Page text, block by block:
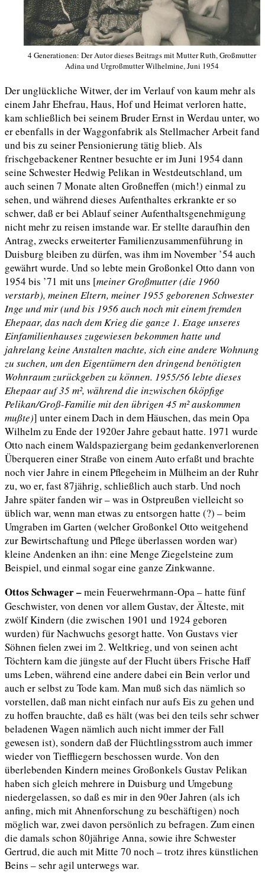
4 Generationen: Der Autor dieses Beitrags mit Mutter Ruth, Großmutter
Adina und Urgroßmutter Wilhelmine, Juni 1954
Der unglückliche Witwer, der im Verlauf von kaum mehr als
einem Jahr Ehefrau, Haus, Hof und Heimat verloren hatte,
kam schließlich bei seinem Bruder Ernst in Werdau unter, wo
er ebenfalls in der Waggonfabrik als Stellmacher Arbeit fand
und bis zu seiner Pensionierung tätig blieb. Als
frischgebackener Rentner besuchte er im Juni 1954 dann
seine Schwester Hedwig Pelikan in Westdeutschland, um
auch seinen 7 Monate alten Großneffen (mich!) einmal zu
sehen, und während dieses Aufenthaltes erkrankte er so
schwer, daß er bei Ablauf seiner Aufenthaltsgenehmigung
nicht mehr zu reisen imstande war. Er stellte daraufhin den
Antrag, zwecks erweiterter Familienzusammenführung in
Duisburg bleiben zu dürfen, was ihm im November ’54 auch
gewährt wurde. Und so lebte mein Großonkel Otto dann von
1954 bis ’71 mit uns [meiner Großmutter (die 1960
verstarb), meinen Eltern, meiner 1955 geborenen Schwester
Inge und mir (und bis 1956 auch noch mit einem fremden
Ehepaar, das nach dem Krieg die ganze 1. Etage unseres
Einfamilienhauses zugewiesen bekommen hatte und
jahrelang keine Anstalten machte, sich eine andere Wohnung
zu suchen, um den Eigentümern den dringend benötigten
Wohnraum zurückgeben zu können. 1955/56 lebte dieses
Ehepaarauf 35 m², während die inzwischen 6köpfige
Pelikan/Groß-Familie mit den übrigen 45 m² auskommen
mußte)] unter einem Dach in dem Häuschen, das mein Opa
Wilhelm zu Ende der 1920er Jahre gebaut hatte. 1971 wurde
Otto nach einem Waldspaziergang beim gedankenverlorenen
Überqueren einer Straße von einem Auto erfaßt und brachte
noch vier Jahre in einem Pflegeheim in Mülheim an der Ruhr
zu, wo er, fast 87jährig,schließlich auch starb. Und noch
Jahre später fanden wir – was in Ostpreußen vielleicht so
üblich war, wenn man etwas zu entsorgen hatte (?) – beim
Umgraben im Garten (welcher Großonkel Otto weitgehend
zur Bewirtschaftung und Pflege überlassen worden war)
kleine Andenken an ihn: eine Menge Ziegelsteine zum
Beispiel, und einmal sogar eine ganze Zinkwanne.
Ottos Schwager –mein Feuerwehrmann-Opa – hatte fünf
Geschwister, von denen vor allem Gustav, der Älteste, mit
zwölf Kindern (die zwischen 1901 und 1924 geboren
wurden) für Nachwuchs gesorgt hatte. Von Gustavs vier
Söhnen fielen zwei im 2. Weltkrieg, und von seinen acht
Töchtern kam die jüngste auf der Flucht übers Frische Haff
ums Leben, während eine andere dabei ein Bein verlor und
auch er selbst zu Tode kam. Man muß sich das nämlich so
vorstellen, daß man nicht einfach nur aufs Eis zu gehen und
zu hoffen brauchte, daß es hält (was bei den teils sehr schwer
beladenen Wagen nämlich auch nicht immer der Fall
gewesen ist), sondern daß der Flüchtlingsstrom auch immer
wieder von Tieffliegern beschossen wurde. Von den
überlebenden Kindern meines Großonkels Gustav Pelikan
haben sich gleich mehrere in Duisburg und Umgebung
niedergelassen, so daß es mir in den 90er Jahren (als ich
anfing, mich mit Ahnenforschung zu beschäftigen) noch
möglich war, zwei davon persönlich zu befragen. Zum einen
die damals schon 80jährige Anna, sowie ihre Schwester
Gertrud, die auch mit Mitte 70 noch – trotz ihres künstlichen
Beins – sehr agil unterwegs war.